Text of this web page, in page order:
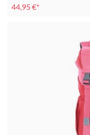
44,95 €*